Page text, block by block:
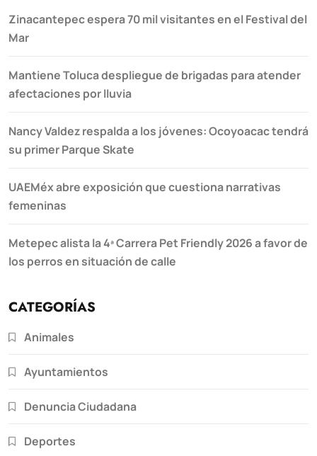
Zinacantepec espera 70 mil visitantes en el Festival del
Mar
Mantiene Toluca despliegue de brigadas para atender
afectaciones por lluvia
Nancy Valdez respalda a los jóvenes: Ocoyoacac tendrá
su primer Parque Skate
UAEMéx abre exposición que cuestiona narrativas
femeninas
Metepec alista la 4ª Carrera Pet Friendly 2026 a favor de
los perros en situación de calle
CATEGORÍAS
Animales
Ayuntamientos
Denuncia Ciudadana
Deportes